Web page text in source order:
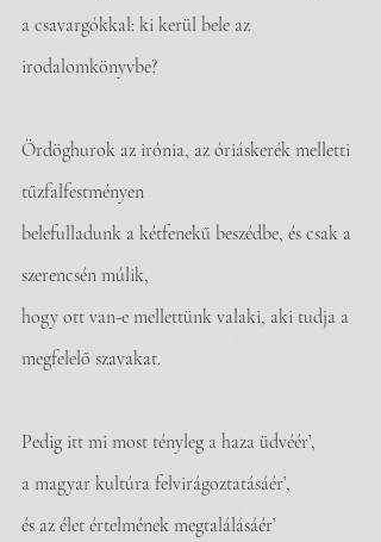
a csavargókkal: ki kerül bele az
irodalomkönyvbe?
Ördöghurok az irónia, az óriáskerék melletti
tűzfalfestményen
belefulladunk a kétfenekű beszédbe, és csak a
szerencsén múlik,
hogy ott van-e mellettünk valaki, aki tudja a
megfelelő szavakat.
Pedig itt mi most tényleg a haza üdvéér’,
a magyar kultúra felvirágoztatásáér’,
és az élet értelmének megtalálásáér’